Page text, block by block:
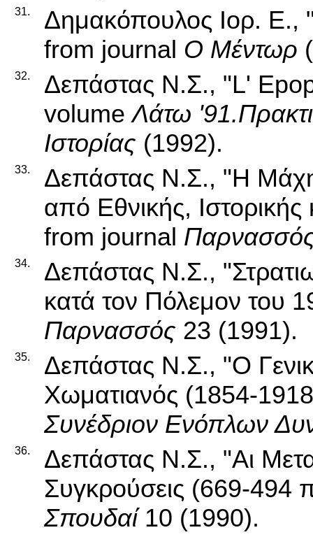
31.
Δημακόπουλος Ιορ. Ε.,
from journal Ο Μέντωρ
32.
Δεπάστας Ν.Σ., "L'
volumeΛάτω
Ιστορίας (1992).
33.
Δεπάστας Ν.Σ., "Η Μάχη
από Εθνικής,
from journal
34.
Δεπάστας Ν.Σ.,
κατά τον Πόλεμον του
Παρνασσός 23 (1991).
35.
Δεπάστας Ν.Σ., "Ο
Χωματιανός (1854-
Συνέδριον Ενόπλων
36.
Δεπάστας Ν.Σ., "Αι
Συγκρούσεις (669-
Σπουδαί10 (1990).